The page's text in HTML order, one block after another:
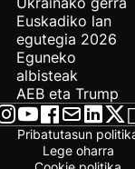
Euskadiko lan
egutegia 2026
Eguneko
albisteak
AEB eta Trump
Pribatutasun
Lege oharra